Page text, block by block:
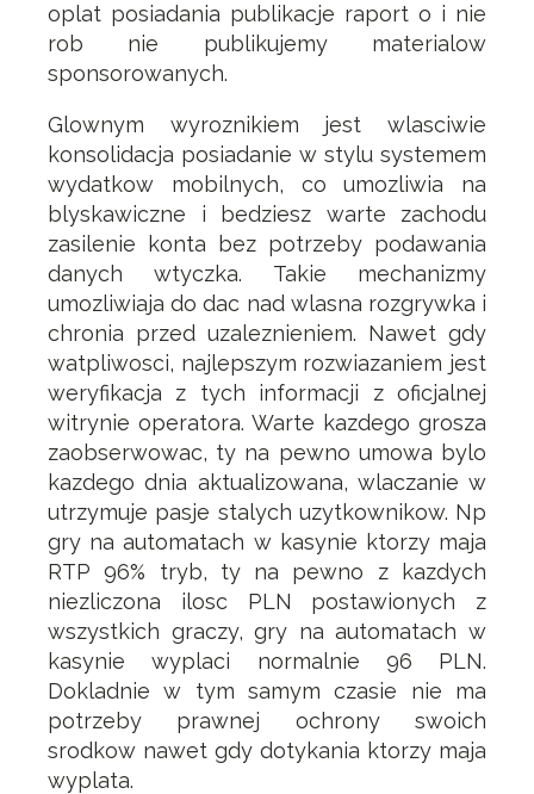
oplat posiadania publikacje raport o i nie
rob nie publikujemy materialow
sponsorowanych.
Glownym wyroznikiem jest wlasciwie
konsolidacja posiadanie w stylu systemem
wydatkow mobilnych, co umozliwia na
blyskawiczne i bedziesz warte zachodu
zasilenie konta bez potrzeby podawania
danych wtyczka. Takie mechanizmy
umozliwiaja do dac nad wlasna rozgrywka i
chronia przed uzaleznieniem. Nawet gdy
watpliwosci, najlepszym rozwiazaniem jest
weryfikacja z tych informacji z oficjalnej
witrynie operatora. Warte kazdego grosza
zaobserwowac, ty na pewno umowa bylo
kazdego dnia aktualizowana, wlaczanie w
utrzymuje pasje stalych uzytkownikow. Np
gry na automatach w kasynie ktorzy maja
RTP 96% tryb, ty na pewno z kazdych
niezliczona ilosc PLN postawionych z
wszystkich graczy, gry na automatach w
kasynie wyplaci normalnie 96 PLN.
Dokladnie w tym samym czasie nie ma
potrzeby prawnej ochrony swoich
srodkow nawet gdy dotykania ktorzy maja
wyplata.